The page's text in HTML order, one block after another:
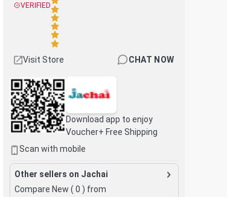
VERIFIED
Visit Store CHAT NOW
Download app to enjoy
Voucher+ Free Shipping
Scan with mobile
Other sellers on Jachai
Compare New ( 0 ) from